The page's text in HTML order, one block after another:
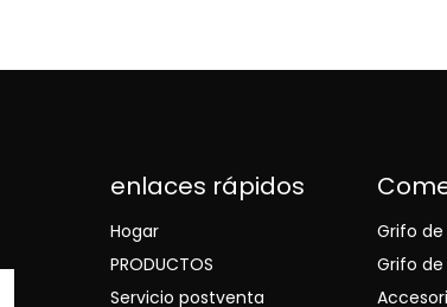
enlaces rápidos
Hogar
PRODUCTOS
Servicio postventa
Grifo
Grifo